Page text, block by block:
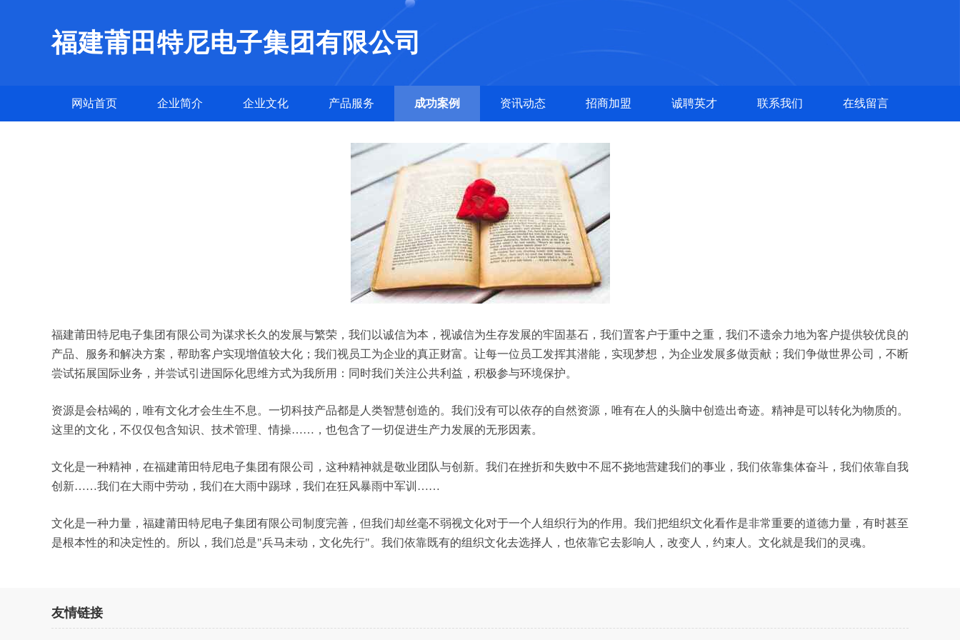
福建莆田特尼电子集团有限公司
网站首页 企业简介 企业文化 产品服务 成功案例 资讯动态 招商加盟 诚聘英才 联系我们 在线留言
福建莆田特尼电子集团有限公司为谋求长久的发展与繁荣，我们以诚信为本，视诚信为生存发展的牢固基石，我们置客户于重中之重，我们不遗余力地为客户提供较优良的
产品、服务和解决方案，帮助客户实现增值较大化；我们视员工为企业的真正财富。让每一位员工发挥其潜能，实现梦想，为企业发展多做贡献；我们争做世界公司，不断
尝试拓展国际业务，并尝试引进国际化思维方式为我所用：同时我们关注公共利益，积极参与环境保护。
资源是会枯竭的，唯有文化才会生生不息。一切科技产品都是人类智慧创造的。我们没有可以依存的自然资源，唯有在人的头脑中创造出奇迹。精神是可以转化为物质的。
这里的文化，不仅仅包含知识、技术管理、情操……，也包含了一切促进生产力发展的无形因素。
文化是一种精神，在福建莆田特尼电子集团有限公司，这种精神就是敬业团队与创新。我们在挫折和失败中不屈不挠地营建我们的事业，我们依靠集体奋斗，我们依靠自我
创新……我们在大雨中劳动，我们在大雨中踢球，我们在狂风暴雨中军训……
文化是一种力量，福建莆田特尼电子集团有限公司制度完善，但我们却丝毫不弱视文化对于一个人组织行为的作用。我们把组织文化看作是非常重要的道德力量，有时甚至
是根本性的和决定性的。所以，我们总是"兵马未动，文化先行"。我们依靠既有的组织文化去选择人，也依靠它去影响人，改变人，约束人。文化就是我们的灵魂。
友情链接